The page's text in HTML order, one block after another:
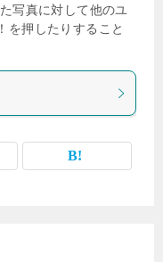
写真に対して他のユ
を押したりすること